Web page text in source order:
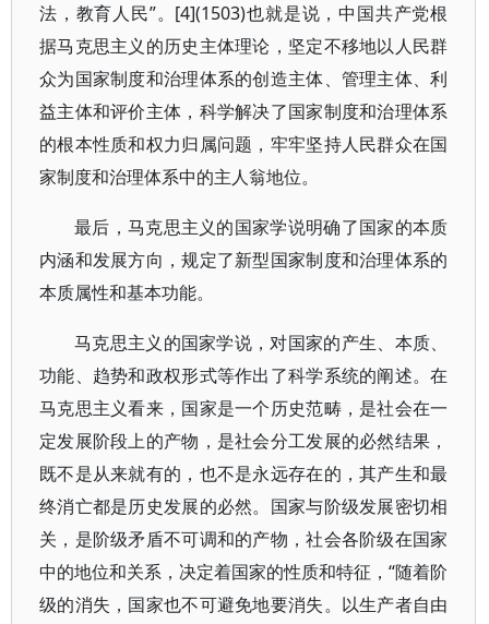
法，教育人民”。[4](1503)也就是说，中国共产党根
据马克思主义的历史主体理论，坚定不移地以人民群
众为国家制度和治理体系的创造主体、管理主体、利
益主体和评价主体，科学解决了国家制度和治理体系
的根本性质和权力归属问题，牢牢坚持人民群众在国
家制度和治理体系中的主人翁地位。
最后，马克思主义的国家学说明确了国家的本质
内涵和发展方向，规定了新型国家制度和治理体系的
本质属性和基本功能。
马克思主义的国家学说，对国家的产生、本质、
功能、趋势和政权形式等作出了科学系统的阐述。在
马克思主义看来，国家是一个历史范畴，是社会在一
定发展阶段上的产物，是社会分工发展的必然结果，
既不是从来就有的，也不是永远存在的，其产生和最
终消亡都是历史发展的必然。国家与阶级发展密切相
关，是阶级矛盾不可调和的产物，社会各阶级在国家
中的地位和关系，决定着国家的性质和特征，“随着阶
级的消失，国家也不可避免地要消失。以生产者自由